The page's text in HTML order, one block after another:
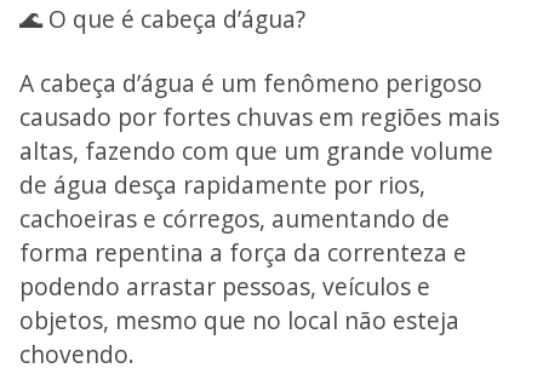
🌊 O que é cabeça d’água?
A cabeça d’água é um fenômeno perigoso
causado por fortes chuvas em regiões mais
altas, fazendo com que um grande volume
de água desça rapidamente por rios,
cachoeiras e córregos, aumentando de
forma repentina a força da correnteza e
podendo arrastar pessoas, veículos e
objetos, mesmo que no local não esteja
chovendo.